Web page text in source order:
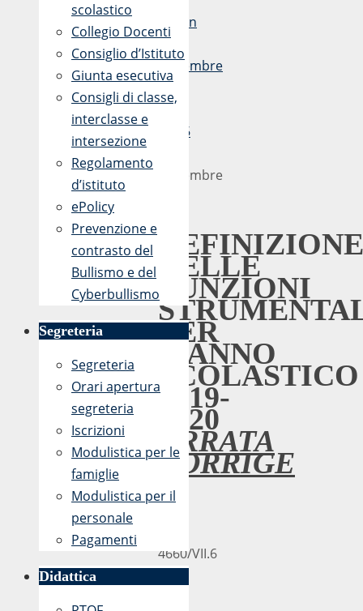
admin
19
Settembre
2019
-
09:46
Settembre
DEFINIZIONE
DELLE
FUNZIONI
PER
L’ANNO
SCOLASTICO
2019-
2020
ERRATA
CORRIGE
4660/VII.6
scolastico
Collegio Docenti
Consiglio d’Istituto
Giunta esecutiva
Consigli di classe,
interclasse e
intersezione
Regolamento
d’istituto
ePolicy
Prevenzione e
contrasto del
Bullismo e del
Cyberbullismo
Segreteria
Segreteria
Orari apertura
segreteria
Iscrizioni
Modulistica per le
famiglie
Modulistica per il
personale
Pagamenti
Didattica